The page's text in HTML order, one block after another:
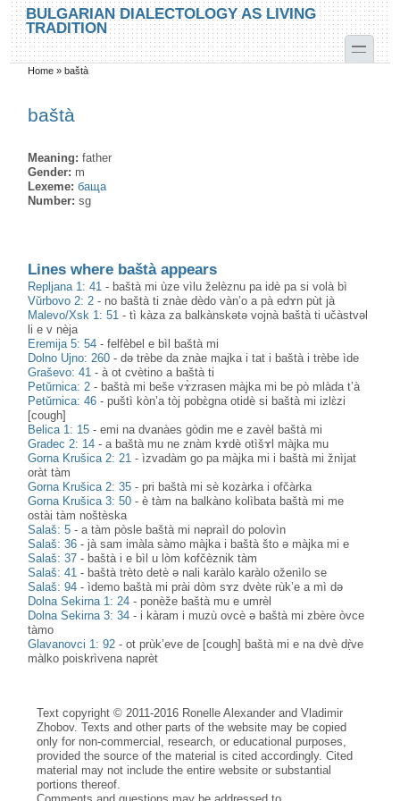
Skip to main content
Skip to search
BULGARIAN DIALECTOLOGY AS LIVING
TRADITION
toggle
You are here
Home » baštà
baštà
Meaning:father
Gender: m
Lexeme:баща
Number:sg
Lines where baštà appears
Repljana 1: 41 - baštà mi ùze vìlu želèznu pa idè pa si volà bì
Vŭrbovo 2: 2 - no baštà ti znàe dèdo vàn’o a pà edɤn pùt jà
Malevo/Xsk 1: 51 -tì kàza za balkànskətə vojnà baštà ti učàstvəl
li e v nèja
Eremija 5: 54 -felfèbel e bìl baštà mi
Dolno Ujno: 260 -də trèbe da znàe majka i tat i baštà i trèbe ìde
Graševo: 41 -à ot cvètino a baštà ti
Petŭrnica: 2 - baštà mi beše vɤ̀zrasen màjka mi be pò mlàda t’à
Petŭrnica: 46 -puštì kòn’a tòj pobɛ̀gna otidè si baštà mi izlɛ̀zi
[cough]
Belica 1: 15 -emi na dvanàes gòdin me e zavèl baštà mi
Gradec 2: 14 -a baštà mu ne znàm kɤdè otìšɤl màjka mu
Gorna Krušica 2: 21 -ìzvadàm go pa màjka mi i baštà mi žnìjat
oràt tàm
Gorna Krušica 2: 35 -pri baštà mi sè kozàrka i ofčàrka
Gorna Krušica 3: 50 -è tàm na balkàno kolìbata baštà mi me
ostài tàm noštèska
Salaš: 5 -a tàm pòsle baštà mi nəpraìl do polovìn
Salaš: 36 - jà sam imàla sàmo màjka i baštà što ə màjka mi e
Salaš: 37 - baštà i e bìl u lòm kofčèznik tàm
Salaš: 41 - baštà trèto detè ə nali karàlo karàlo oženìlo se
Salaš: 94 -ìdemo baštà mi prài dòm sɤz dvète rùk’e a mì də
Dolna Sekirna 1: 24 -ponèže baštà mu e umrèl
Dolna Sekirna 3: 34 - i kàram i muzù ovcè ə baštà mi zbère òvce
tàmo
Glavanovci 1: 92 -ot prùk’eve de [cough] baštà mi e na dvè dṛ̀ve
màlko poiskrìvena naprèt
Text copyright © 2011-2016 Ronelle Alexander and Vladimir
Zhobov. Texts and other parts of the website may be copied
only for non-commercial, research, or educational purposes,
provided the source of the material is cited accordingly. Cited
material may not include the entire website or substantial
portions thereof.